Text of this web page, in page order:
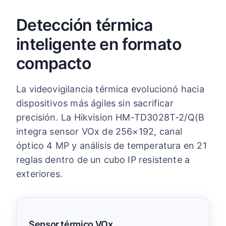
Detección térmica
inteligente en formato
compacto
La videovigilancia térmica evolucionó hacia
dispositivos más ágiles sin sacrificar
precisión. La Hikvision HM-TD3028T-2/Q(B
integra sensor VOx de 256×192, canal
óptico 4 MP y análisis de temperatura en 21
reglas dentro de un cubo IP resistente a
exteriores.